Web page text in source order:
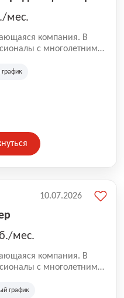
мес.
компания. В
с многолетним
опыт позволяют
график
мес.
компания. В
с многолетним
опыт позволяют
график
10.07.2026